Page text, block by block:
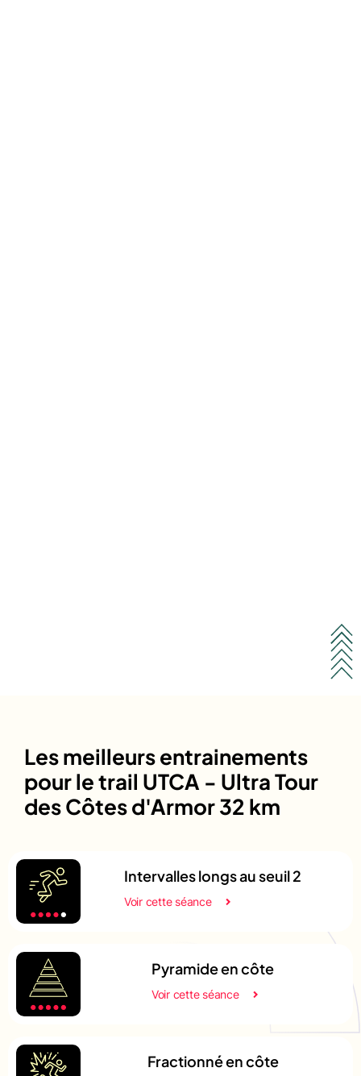
Les meilleurs entrainements
pour le trail UTCA - Ultra Tour
des Côtes d'Armor 32 km
Intervalles longs au seuil 2
Voir cette séance
Pyramide en côte
Voir cette séance
Fractionné en côte